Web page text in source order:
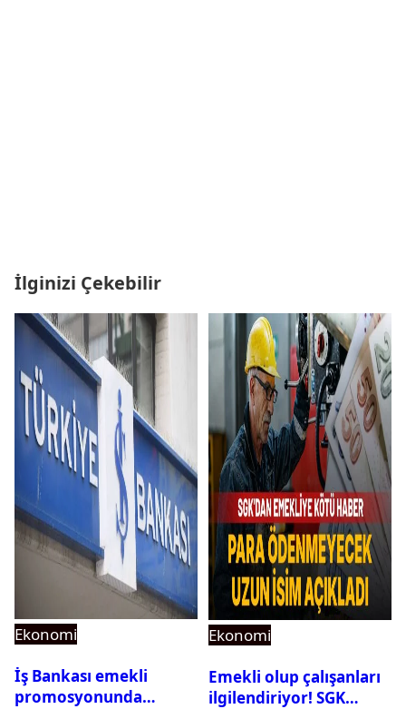
İlginizi Çekebilir
Ekonomi
İş Bankası emekli
promosyonunda
Ekonomi
Emekli olup çalışanları
ilgilendiriyor! SGK